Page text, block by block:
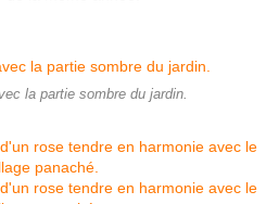
la partie sombre du jardin.